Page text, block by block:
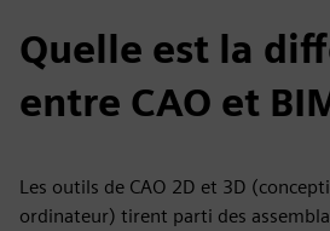
Quelle est la
entre CAO et
Les outils de CAO 2D et 3D
ordinateur) tirent parti des